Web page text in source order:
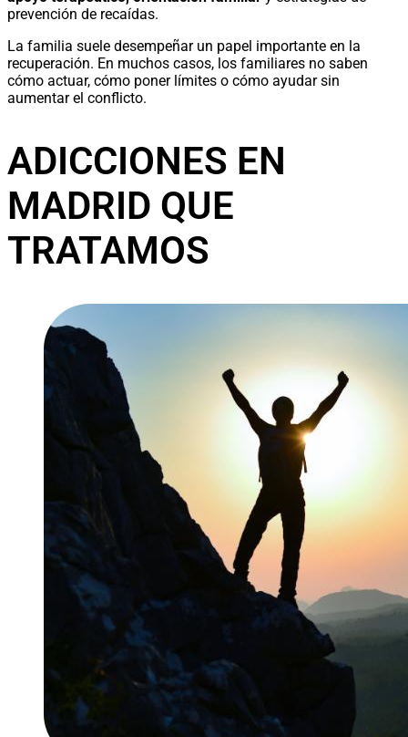
prevención de recaídas.
La familia suele desempeñar un papel importante en la
recuperación. En muchos casos, los familiares no saben
cómo actuar, cómo poner límites o cómo ayudar sin
aumentar el conflicto.
ADICCIONES EN
MADRID QUE
TRATAMOS